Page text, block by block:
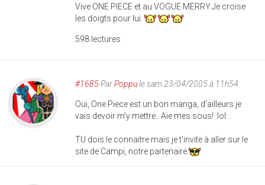
Vive ONE PIECE et au VOGUE MERRY.Je croise
les doigts pour lui.
598 lectures
#1685ParPoppule sam 23/04/2005 à 11h54
Oui, One Piece est un bon manga, d'ailleurs je
vais devoir m'y mettre.. Aie mes sous! :lol: .
TU dois le connaitre mais je t'invite à aller sur le
site de Campi, notre partenaire